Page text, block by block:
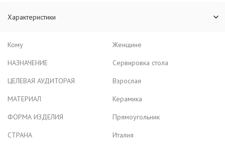
Характеристики
Кому
Женщине
НАЗНАЧЕНИЕ
Сервировка стола
ЦЕЛЕВАЯ АУДИТОРАЯ
Взрослая
МАТЕРИАЛ
Керамика
ФОРМА ИЗДЕЛИЯ
Прямоугольник
СТРАНА
Италия